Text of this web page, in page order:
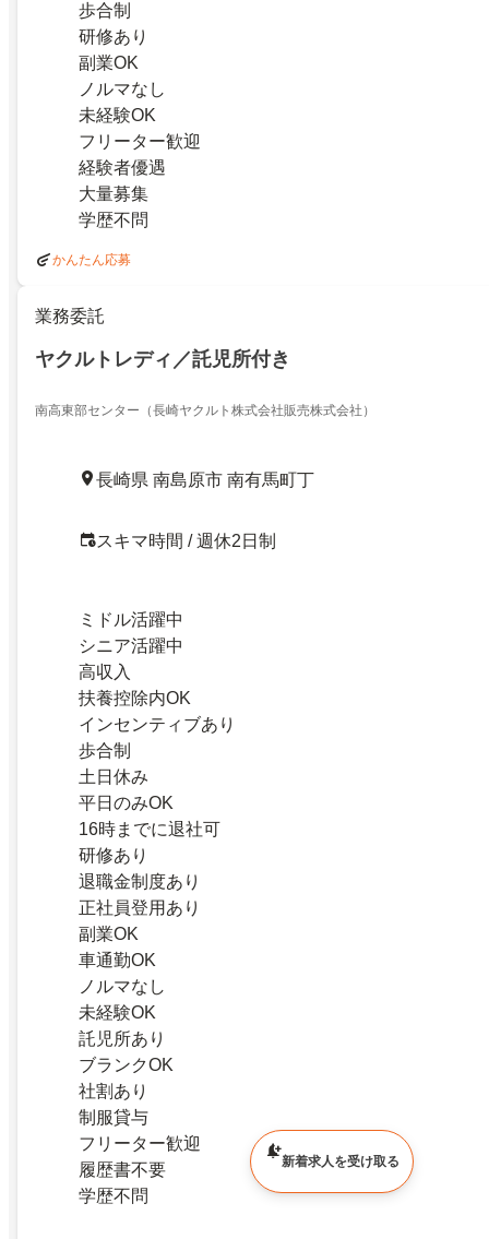
歩合制
研修あり
副業OK
ノルマなし
未経験OK
フリーター歓迎
経験者優遇
大量募集
学歴不問
かんたん応募
業務委託
ヤクルトレディ／託児所付き
南高東部センター（長崎ヤクルト株式会社販売株式会社）
長崎県 南島原市 南有馬町丁
スキマ時間 / 週休2日制
ミドル活躍中
シニア活躍中
高収入
扶養控除内OK
インセンティブあり
歩合制
土日休み
平日のみOK
16時までに退社可
研修あり
退職金制度あり
正社員登用あり
副業OK
車通勤OK
ノルマなし
未経験OK
託児所あり
ブランクOK
社割あり
制服貸与
フリーター歓迎
履歴書不要
学歴不問
新着求人を受け取る